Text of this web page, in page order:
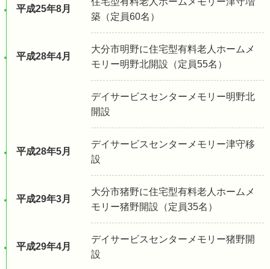
平成25年8月
築（定員60名）
平成28年4月
大分市明野に住宅型有料老人ホームメ
モリー明野北開設（定員55名）
デイサービスセンターメモリー明野北
開設
平成28年5月
デイサービスセンターメモリー津守移
設
平成29年3月
大分市猪野に住宅型有料老人ホームメ
モリー猪野開設（定員35名）
平成29年4月
デイサービスセンターメモリー猪野開
設